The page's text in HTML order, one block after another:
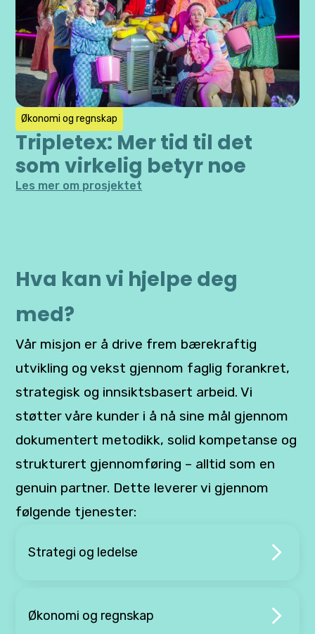
Økonomi og regnskap
Tripletex: Mer tid til det
som virkelig betyr noe
Les mer om prosjektet
Hva kan vi hjelpe deg
med?
Vår misjon er å drive frem bærekraftig
utvikling og vekst gjennom faglig forankret,
strategisk og innsiktsbasert arbeid. Vi
støtter våre kunder i å nå sine mål gjennom
dokumentert metodikk, solid kompetanse og
strukturert gjennomføring – alltid som en
genuin partner. Dette leverer vi gjennom
følgende tjenester:
Strategi og ledelse
Økonomi og regnskap